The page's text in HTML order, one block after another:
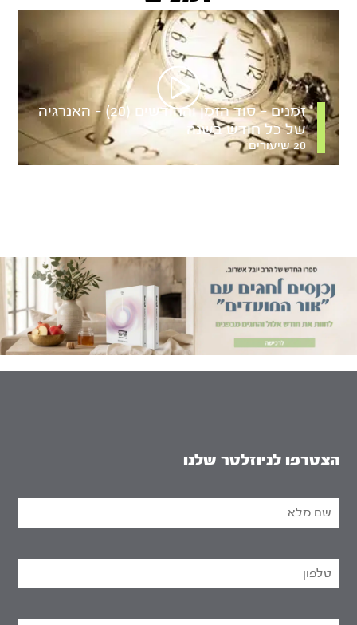
זמנים – סוד הזמן והחודשים (20) – האנרגיה
של כל חודש בשנה
20 שיעורים
הצטרפו לניוזלטר שלנו